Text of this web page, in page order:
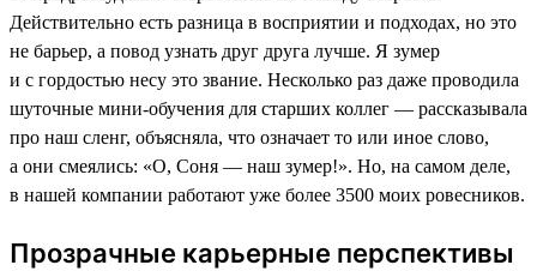
Действительно есть разница в восприятии и подходах, но это
не барьер, а повод узнать друг друга лучше. Я зумер
и с гордостью несу это звание. Несколько раз даже проводила
шуточные мини-обучения для старших коллег — рассказывала
про наш сленг, объясняла, что означает то или иное слово,
а они смеялись: «О, Соня — наш зумер!». Но, на самом деле,
в нашей компании работают уже более 3500 моих ровесников.
Прозрачные карьерные перспективы